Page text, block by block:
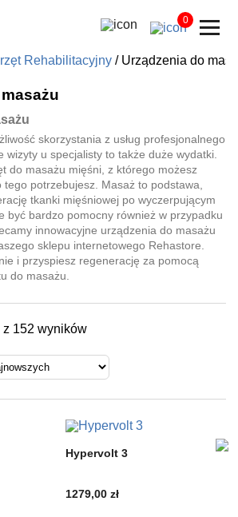
0
Rehabilitacyjny / Urządzenia do
skorzystania z usług profesjonalnego
wizyty u specjalisty to także duże wydatki.
do masażu mięśni, z którego możesz
potrzebujesz. Masaż to podstawa,
tkanki mięśniowej po wyczerpującym
być bardzo pomocny również w przypadku
innowacyjne urządzenia do masażu
sklepu internetowego Rehastore.
i przyspiesz regenerację za pomocą
do masażu.
152 wynikówPosortowane
najnowszych
Hypervolt 3
1279,00zł